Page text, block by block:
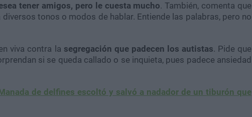
tener amigos, pero le cuesta mucho. También, comenta que
tonos o modos de hablar. Entiende las palabras, pero no
viva contra la segregación que padecen los autistas. Pide que
si se queda callado o se inquieta, pues padece ansiedad
de delfines escoltó y salvó a nadador de un tiburón que